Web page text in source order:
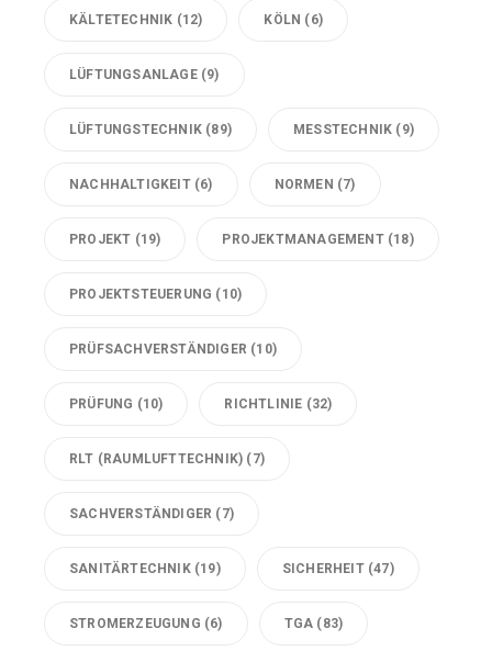
KÄLTETECHNIK (12) KÖLN (6)
LÜFTUNGSANLAGE(9)
LÜFTUNGSTECHNIK (89) MESSTECHNIK (9)
NACHHALTIGKEIT(6) NORMEN (7)
PROJEKT (19) PROJEKTMANAGEMENT(18)
PROJEKTSTEUERUNG (10)
PRÜFSACHVERSTÄNDIGER (10)
PRÜFUNG (10) RICHTLINIE (32)
RLT (RAUMLUFTTECHNIK) (7)
SACHVERSTÄNDIGER (7)
SANITÄRTECHNIK(19) SICHERHEIT(47)
STROMERZEUGUNG (6) TGA (83)